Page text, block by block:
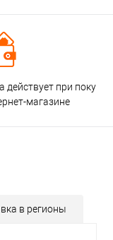
действует при
магазине
в регионы